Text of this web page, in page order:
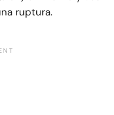
ruptura.